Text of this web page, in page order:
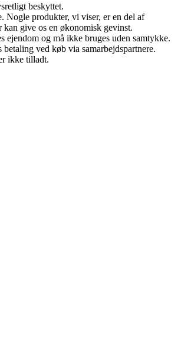
beskyttet.
Nogle produkter, vi viser, er en del af
kan give os en økonomisk gevinst.
ejendom og må ikke bruges uden samtykke.
ved køb via samarbejdspartnere.
ikke tilladt.